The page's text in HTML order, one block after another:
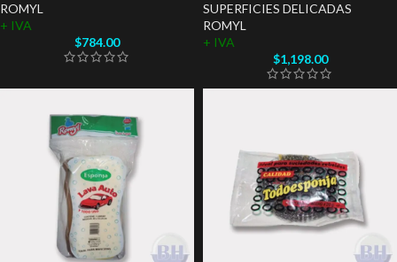
ROMYL
+ IVA
$784.00
SUPERFICIES DELICADAS
ROMYL
+ IVA
$1,198.00